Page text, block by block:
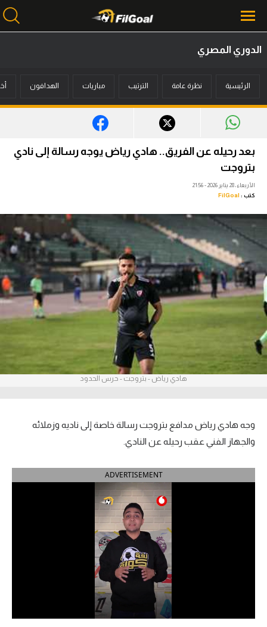
أخبار
ميركاتو
فانتازي في الجول
مسابقة التوقعات
فيديوهات
عدسات
آراء حرة
ركن الألعاب
أمريكا 2026
الدوري الإنجليزي الممتاز
الدوري الإسباني
الدوري السعودي للمحترفين
الدوري المصري
الرئيسية نظرة عامة الترتيب مباريات الهدافون
بعد رحيله عن الفريق.. هادي رياض يوجه رسالة إلى نادي
بتروجت
الأربعاء، 28 يناير 2026 - 21:56
كتب : FilGoal
هادي رياض - بتروجت - حرس الحدود
وجه هادي رياض مدافع بتروجت رسالة خاصة إلى ناديه وزملائه
والجهاز الفني عقب رحيله عن النادي.
ADVERTISEMENT